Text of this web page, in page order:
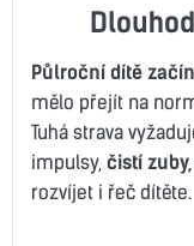
Půlroční dítě
mělo přejít na
Tuhá strava
impulsy, čistí
rozvíjet i řeč dítěte.